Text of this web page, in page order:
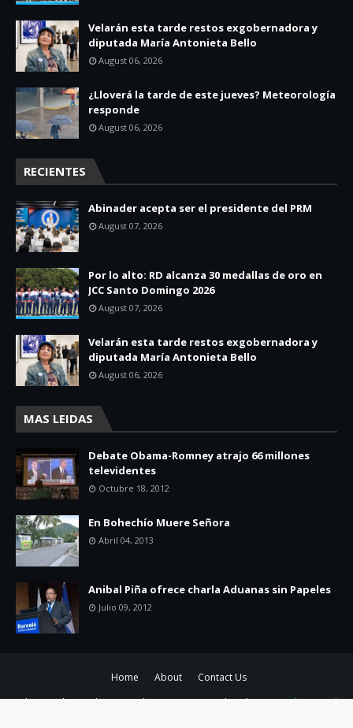
Velarán esta tarde restos exgobernadora y
diputada María Antonieta Bello
August 06, 2026
¿Lloverá la tarde de este jueves? Meteorología
responde
August 06, 2026
RECIENTES
Abinader acepta ser el presidente del PRM
August 07, 2026
Por lo alto: RD alcanza 30 medallas de oro en
JCC Santo Domingo 2026
August 07, 2026
Velarán esta tarde restos exgobernadora y
diputada María Antonieta Bello
August 06, 2026
MAS LEIDAS
Debate Obama-Romney atrajo 66 millones
televidentes
Octubre 18, 2012
En Bohechío Muere Señora
Abril 04, 2013
Anibal Piña ofrece charla Aduanas sin Papeles
Julio 09, 2012
Home About
Contact Us
Edicion y diseño de contenido por Yunior Made Veloz yTemplatesYard